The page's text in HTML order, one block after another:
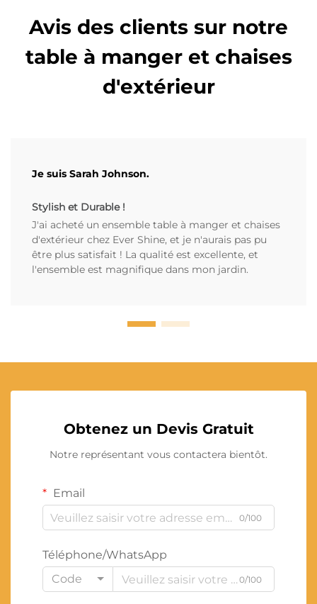
Avis des clients sur notre
table à manger et chaises
d'extérieur
Je suis Sarah Johnson.
Stylish et Durable !
J'ai acheté un ensemble table à manger et chaises
d'extérieur chez Ever Shine, et je n'aurais pas pu
être plus satisfait ! La qualité est excellente, et
l'ensemble est magnifique dans mon jardin.
Obtenez un Devis Gratuit
Notre représentant vous contactera bientôt.
Email
0/100
Téléphone/WhatsApp
Code
0/100